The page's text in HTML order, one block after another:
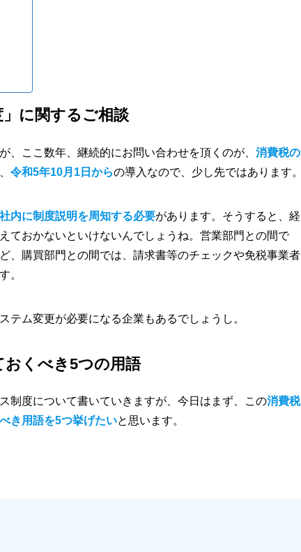
に関するご相談
、ここ数年、継続的にお問い合わせを頂くのが、 消費税の
令和5年10月1日からの導入なので、少し先ではあります。
社内に制度説明を周知する必要があります。そうすると、経
ておかないといけないんでしょうね。営業部門との間で
、購買部門との間では、請求書等のチェックや免税事業者
。
テム変更が必要になる企業もあるでしょうし。
くべき5つの用語
制度について書いていきますが、今日はまず、この消費税
き用語を5つ挙げたいと思います。